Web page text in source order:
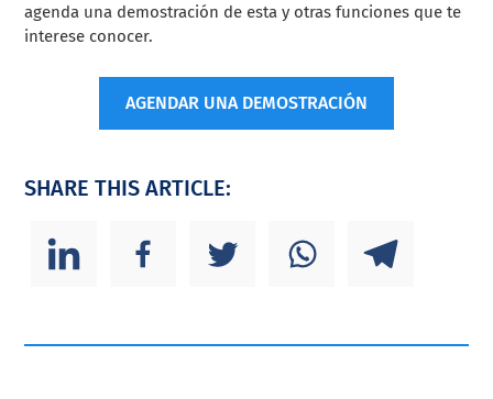
agenda una demostración de esta y otras funciones que te
interese conocer.
AGENDAR UNA DEMOSTRACIÓN
SHARE THIS ARTICLE: